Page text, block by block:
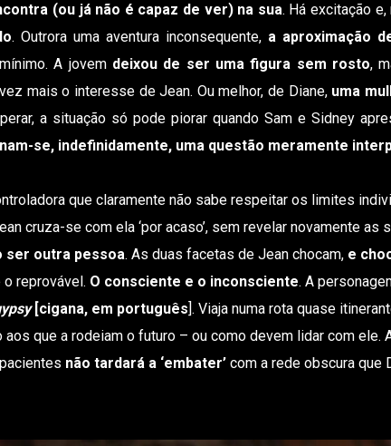
(ou já não é capaz de ver) na sua. Há excitação
. Outrora uma aventura inconsequente, a aproximação
A jovem deixou de ser uma figura sem rosto,
mais o interesse de Jean. Ou melhor, de Diane, uma
a situação só pode piorar quando Sam e Sidney
se, indefinidamente, uma questão meramente
que claramente não sabe respeitar os limites
cruza-se com ela ‘por acaso’, sem revelar novamente as
ser outra pessoa. As duas facetas de Jean chocam, e
reprovável. O consciente e o inconsciente. A
[cigana, em português ]. Viaja numa rota quase
aos que a rodeiam o futuro – ou como devem lidar com ele.
não tardará a ‘embater’ com a rede obscura que